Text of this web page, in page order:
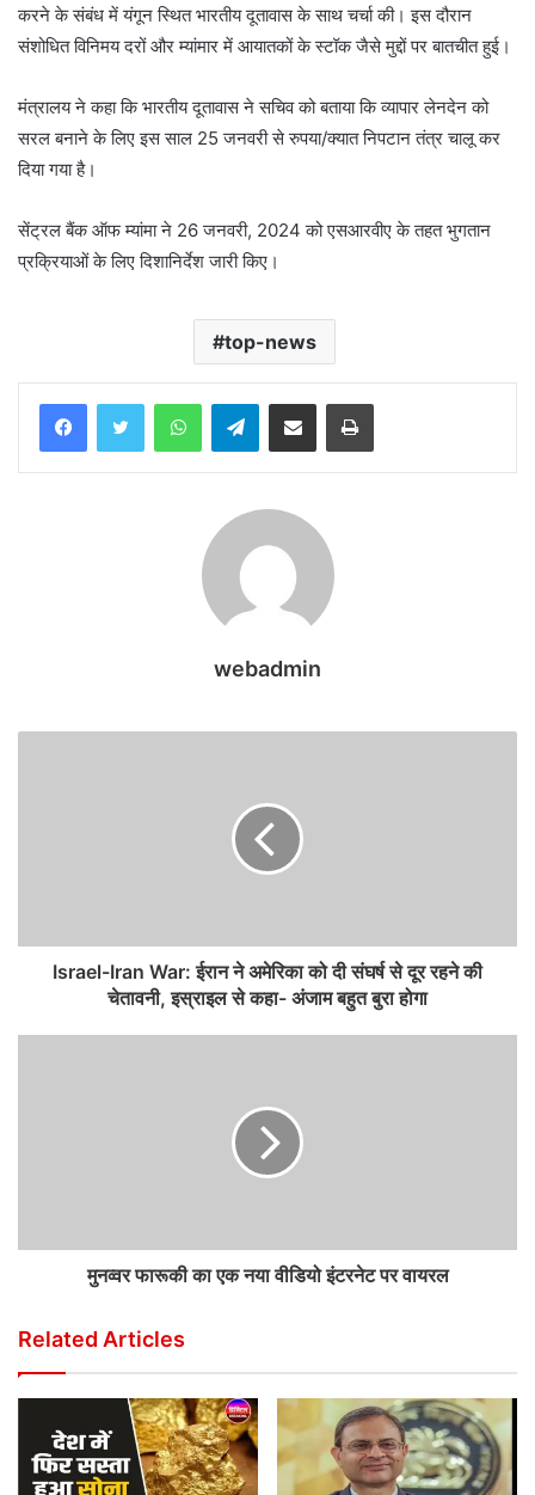
करने के संबंध में यंगून स्थित भारतीय दूतावास के साथ चर्चा की। इस दौरान
संशोधित विनिमय दरों और म्यांमार में आयातकों के स्टॉक जैसे मुद्दों पर बातचीत हुई।
मंत्रालय ने कहा कि भारतीय दूतावास ने सचिव को बताया कि व्यापार लेनदेन को
सरल बनाने के लिए इस साल 25 जनवरी से रुपया/क्यात निपटान तंत्र चालू कर
दिया गया है।
सेंट्रल बैंक ऑफ म्यांमा ने 26 जनवरी, 2024 को एसआरवीए के तहत भुगतान
प्रक्रियाओं के लिए दिशानिर्देश जारी किए।
top-news
WhatsAppTelegramShare via Email Print
webadmin
Israel-Iran War: ईरान ने अमेरिका को दी संघर्ष से दूर रहने की
चेतावनी, इस्राइल से कहा- अंजाम बहुत बुरा होगा
मुनव्वर फारूकी का एक नया वीडियो इंटरनेट पर वायरल
Related Articles